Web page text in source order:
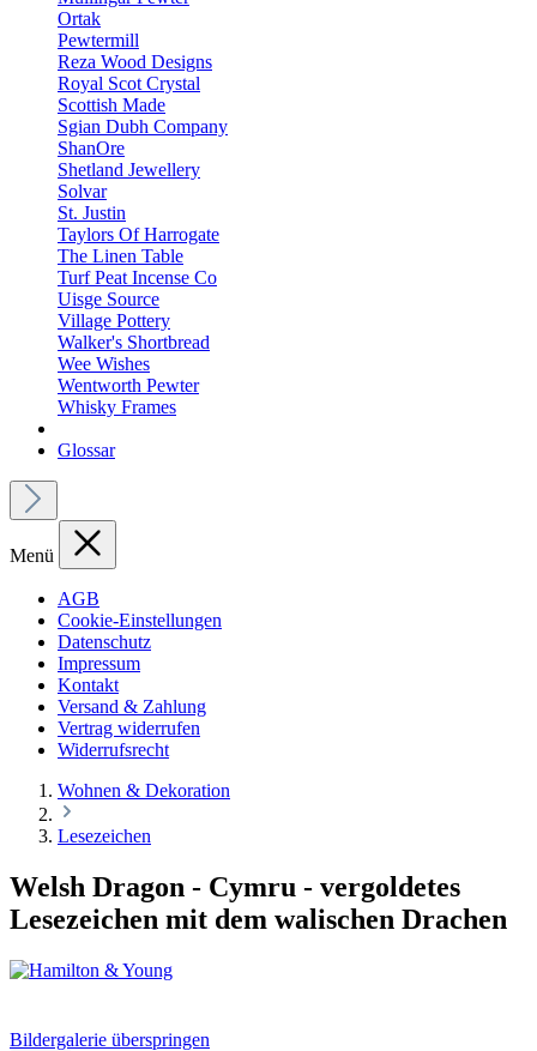
Ortak
Pewtermill
Reza Wood Designs
Royal Scot Crystal
Scottish Made
Sgian Dubh Company
ShanOre
Shetland Jewellery
Solvar
St. Justin
Taylors Of Harrogate
The Linen Table
Turf Peat Incense Co
Uisge Source
Village Pottery
Walker's Shortbread
Wee Wishes
Wentworth Pewter
Whisky Frames
Glossar
Menü
AGB
Cookie-Einstellungen
Datenschutz
Impressum
Kontakt
Versand & Zahlung
Vertrag widerrufen
Widerrufsrecht
Wohnen & Dekoration
Lesezeichen
Welsh Dragon - Cymru - vergoldetes
Lesezeichen mit dem walischen Drachen
Bildergalerie überspringen